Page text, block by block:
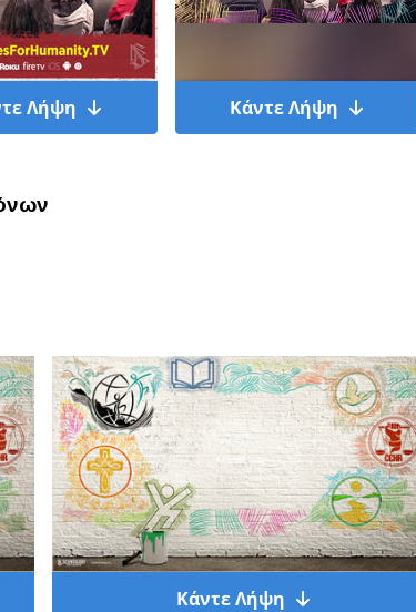
Λήψη Κάντε Λήψη
Κάντε Λήψη